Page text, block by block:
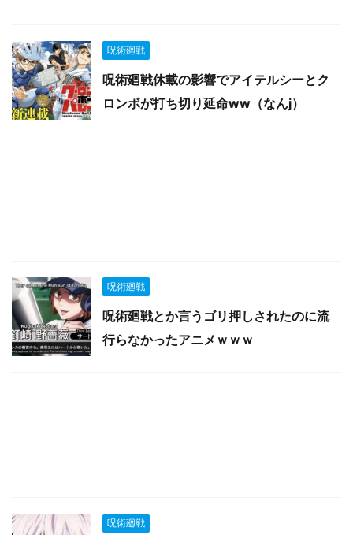
呪術廻戦
呪術廻戦休載の影響でアイテルシーとク
ロンボが打ち切り延命ww（なんj）
呪術廻戦
呪術廻戦とか言うゴリ押しされたのに流
行らなかったアニメｗｗｗ
呪術廻戦